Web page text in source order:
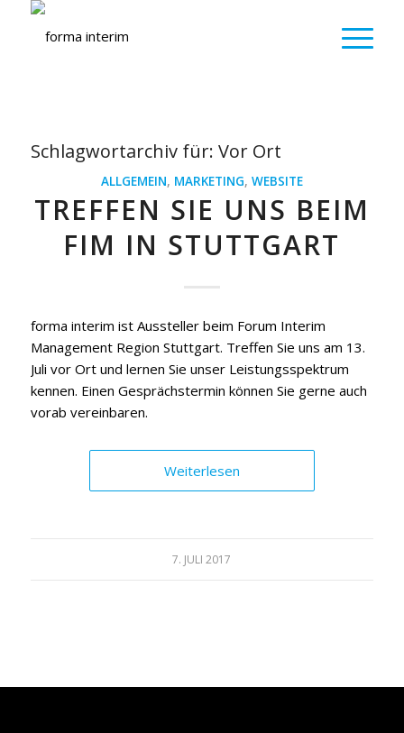
Schlagwortarchiv für: Vor Ort
ALLGEMEIN, MARKETING, WEBSITE
TREFFEN SIE UNS BEIM
FIM IN STUTTGART
forma interim ist Aussteller beim Forum Interim
Management Region Stuttgart. Treffen Sie uns am 13.
Juli vor Ort und lernen Sie unser Leistungsspektrum
kennen. Einen Gesprächstermin können Sie gerne auch
vorab vereinbaren.
Weiterlesen
7. JULI 2017